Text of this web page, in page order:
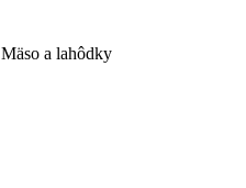
Mäso a lahôdky